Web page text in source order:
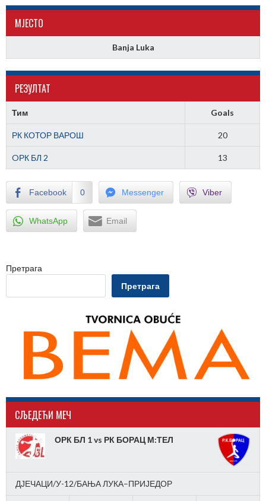
МJЕСТО
Banja Luka
РЕЗУЛТАТ
Тим Goals
РК КОТОР ВАРОШ 20
OРК БЛ 2 13
Facebook 0 Messenger Viber
WhatsApp Email
Претрага
Претрага
CЉЕДЕЋИ МЕЧ
ОРК БЛ 1 vs РК БОРАЦ М:ТЕЛ
ДЈЕЧАЦИ/У-12/БАЊА ЛУКА–ПРИЈЕДОР